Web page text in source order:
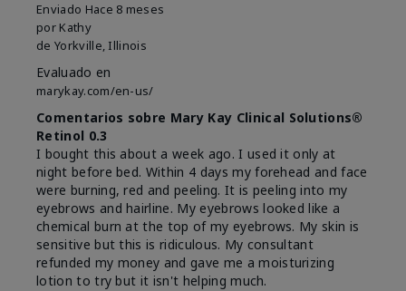
Enviado Hace 8 meses
por Kathy
de Yorkville, Illinois
Evaluado en
marykay.com/en-us/
Comentarios sobre Mary Kay Clinical Solutions®
Retinol 0.3
I bought this about a week ago. I used it only at
night before bed. Within 4 days my forehead and face
were burning, red and peeling. It is peeling into my
eyebrows and hairline. My eyebrows looked like a
chemical burn at the top of my eyebrows. My skin is
sensitive but this is ridiculous. My consultant
refunded my money and gave me a moisturizing
lotion to try but it isn't helping much.